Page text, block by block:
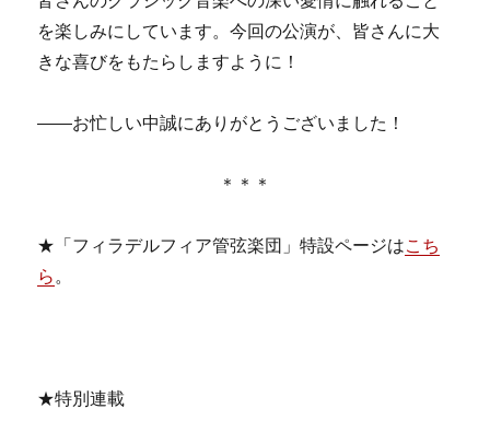
を楽しみにしています。今回の公演が、皆さんに大
きな喜びをもたらしますように！
――お忙しい中誠にありがとうございました！
＊＊＊
★「フィラデルフィア管弦楽団」特設ページはこち
ら 。
★特別連載